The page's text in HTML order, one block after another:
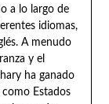
a lo largo de
idiomas,
A menudo
y el
ha ganado
Estados